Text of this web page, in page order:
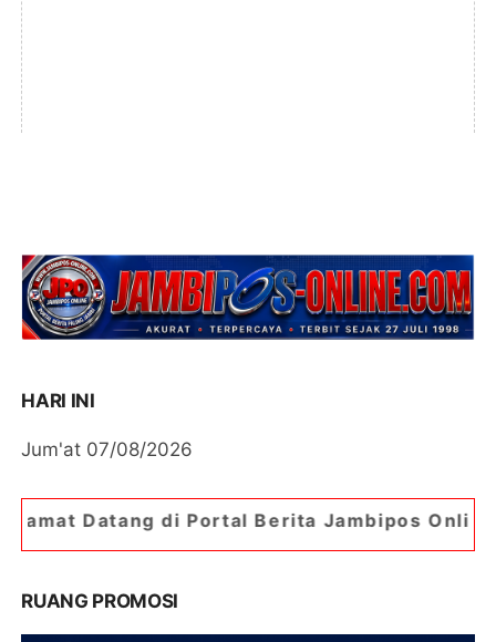
HARI INI
Jum'at 07/08/2026
Portal Berita Jambipos Online. Portal Berita
RUANG PROMOSI